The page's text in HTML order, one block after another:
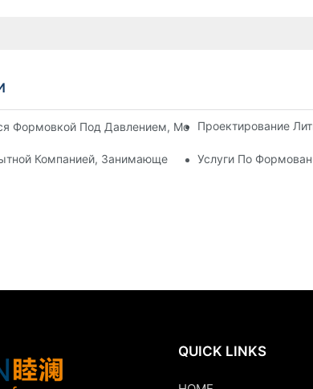
Формовкой Под Давлением, Могут Справиться Со
Проектирование
Компанией, Занимающейся Литьем Под
Услуги По
QUICK LINKS